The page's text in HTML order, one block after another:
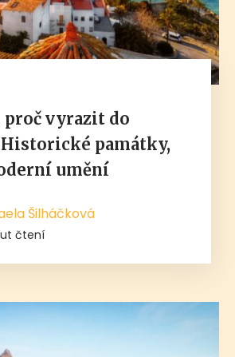
proč vyrazit do
památky,
umění
Šilháčková
čtení